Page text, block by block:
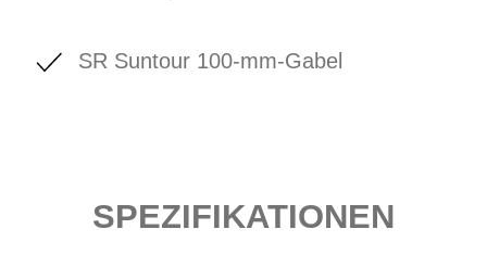
SR Suntour 100-mm-Gabel
SPEZIFIKATIONEN